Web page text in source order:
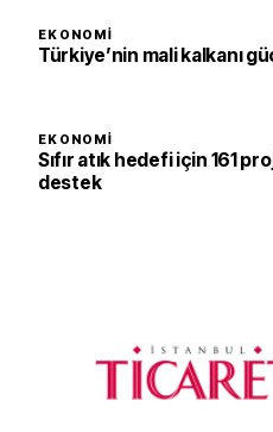
EKONOMI
Türkiye’nin mali kalkanı
EKONOMI
Sıfır atık hedefi için 161
destek